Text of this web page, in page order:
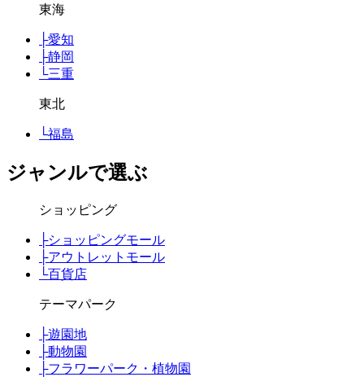
東海
├愛知
├静岡
└三重
東北
└福島
ジャンルで選ぶ
ショッピング
├ショッピングモール
├アウトレットモール
└百貨店
テーマパーク
├遊園地
├動物園
├フラワーパーク・植物園